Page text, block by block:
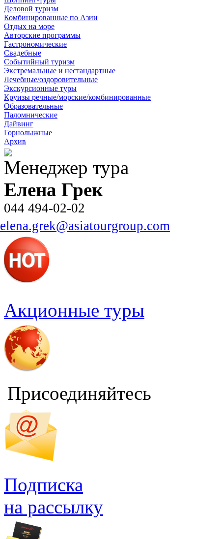
Деловой туризм
Комбинированные по Азии
Отдых на море
Авторские программы
Гастрономические
Свадебные
Событийный туризм
Экстремальные и нестандартные
Лечебные/оздоровительные
Экскурсионные туры
Круизы речные/морские/комбинированные
Образовательные
Паломнические
Дайвинг
Горнолыжные
Архив
Менеджер тура
Елена Грек
044 494-02-02
elena.grek@asiatourgroup.com
Акционные туры
Присоединяйтесь
Подписка
на рассылку